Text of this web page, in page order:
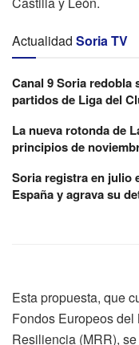
Actualidad Soria TV
Canal 9 Soria redobla
partidos de Liga del
La nueva rotonda de
principios de
Soria registra en julio
España y agrava su
Esta propuesta, que
Fondos Europeos
Resiliencia (MRR),